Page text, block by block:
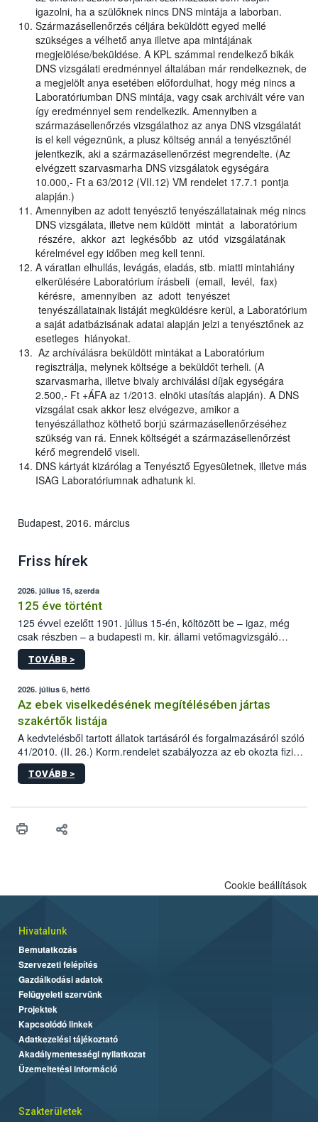
igazolni, ha a szülőknek nincs DNS mintája a laborban.
Származásellenőrzés céljára beküldött egyed mellé
szükséges a vélhető anya illetve apa mintájának
megjelölése/beküldése. A KPL számmal rendelkező bikák
DNS vizsgálati eredménnyel általában már rendelkeznek, de
a megjelölt anya esetében előfordulhat, hogy még nincs a
Laboratóriumban DNS mintája, vagy csak archivált vére van
így eredménnyel sem rendelkezik. Amennyiben a
származásellenőrzés vizsgálathoz az anya DNS vizsgálatát
is el kell végeznünk, a plusz költség annál a tenyésztőnél
jelentkezik, aki a származásellenőrzést megrendelte. (Az
elvégzett szarvasmarha DNS vizsgálatok egységára
10.000,- Ft a 63/2012 (VII.12) VM rendelet 17.7.1 pontja
alapján.)
Amennyiben az adott tenyésztő tenyészállatainak még nincs
DNS vizsgálata, illetve nem küldött mintát a laboratórium
részére, akkor azt legkésőbb az utód vizsgálatának
kérelmével egy időben meg kell tenni.
A váratlan elhullás, levágás, eladás, stb. miatti mintahiány
elkerülésére Laboratórium írásbeli (email, levél, fax)
kérésre, amennyiben az adott tenyészet
tenyészállatainak listáját megküldésre kerül, a Laboratórium
a saját adatbázisának adatai alapján jelzi a tenyésztőnek az
esetleges hiányokat.
Az archíválásra beküldött mintákat a Laboratórium
regisztrálja, melynek költsége a beküldőt terheli. (A
szarvasmarha, illetve bivaly archiválási díjak egységára
2.500,- Ft +ÁFA az 1/2013. elnöki utasítás alapján). A DNS
vizsgálat csak akkor lesz elvégezve, amikor a
tenyészállathoz köthető borjú származásellenőrzéséhez
szükség van rá. Ennek költségét a származásellenőrzést
kérő megrendelő viseli.
DNS kártyát kizárólag a Tenyésztő Egyesületnek, illetve más
ISAG Laboratóriumnak adhatunk ki.
Budapest, 2016. március
Friss hírek
2026. július 15, szerda
125 éve történt
125 évvel ezelőtt 1901. július 15-én, költözött be – igaz, még
csak részben – a budapesti m. kir. állami vetőmagvizsgáló
állomás a Kis Rókus utca 15. szám alatti, Czigler Győző által
tervezett új épületébe.
TOVÁBB >
2026. július 6, hétfő
Az ebek viselkedésének megítélésében jártas
szakértők listája
A kedvtelésből tartott állatok tartásáról és forgalmazásáról szóló
41/2010. (II. 26.) Korm.rendelet szabályozza az eb okozta fizikai
sérülés, illetve ennek veszélye keletkezésekor felmerülő
hatósági feladatokat, valamint a veszélyes eb tartását és annak
vonni az ebek viselkedésének megítélésében jártas szakértőt.
TOVÁBB >
Cookie beállítások
Hivatalunk
Bemutatkozás
Szervezeti felépítés
Gazdálkodási adatok
Felügyeleti szervünk
Projektek
Kapcsolódó linkek
Adatkezelési tájékoztató
Akadálymentességi nyilatkozat
Üzemeltetési információ
Szakterületek